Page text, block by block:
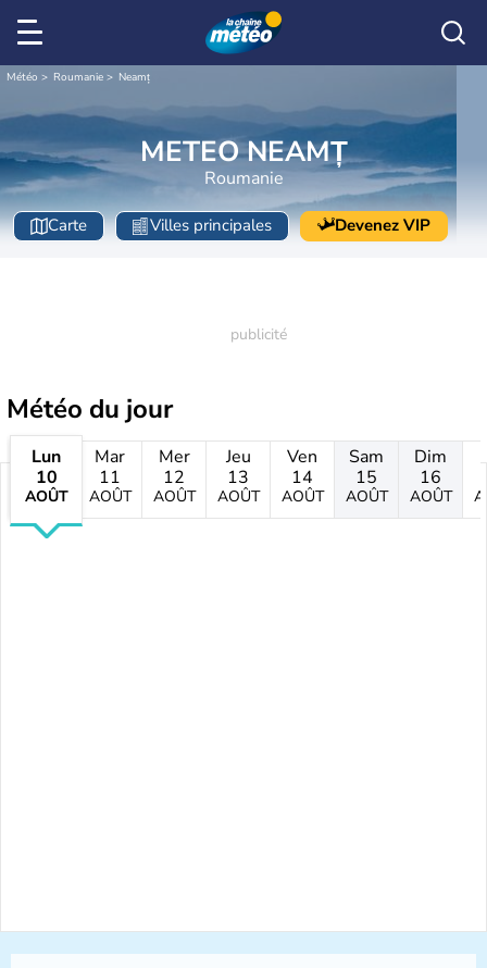
Météo Roumanie Neamț
METEO NEAMȚ
Roumanie
Carte Villes principales Devenez VIP
Météo du jour
Lun
10
AOÛT
Mar
11
AOÛT
Mer
12
AOÛT
Jeu
13
AOÛT
Ven
14
AOÛT
Sam
15
AOÛT
Dim
16
AOÛT